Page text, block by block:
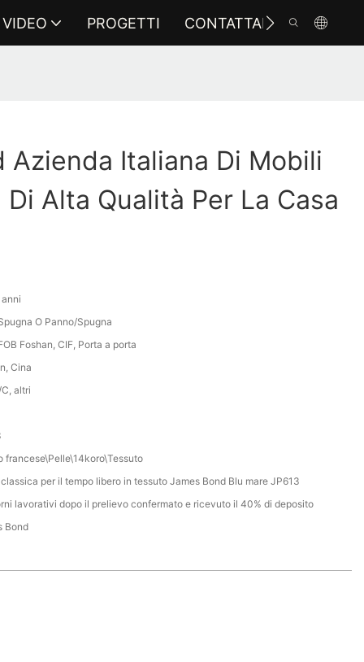
VIDEO PROGETTI CONTATTARCI
Azienda Italiana Di Mobili
Alta Qualità Per La Casa
O Panno/Spugna
Foshan, CIF, Porta a porta
Cina
altri
francese\Pelle\14koro\Tessuto
per il tempo libero in tessuto James Bond Blu mare JP613
lavorativi dopo il prelievo confermato e ricevuto il 40% di deposito
Bond